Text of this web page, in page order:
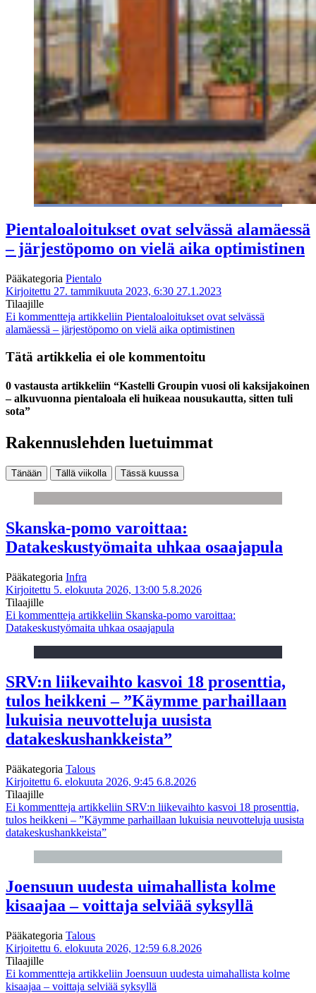
Pientaloaloitukset ovat selvässä alamäessä
– järjestöpomo on vielä aika optimistinen
Pääkategoria Pientalo
Kirjoitettu 27. tammikuuta 2023, 6:30 27.1.2023
Tilaajille
Ei kommentteja artikkeliin Pientaloaloitukset ovat selvässä
alamäessä – järjestöpomo on vielä aika optimistinen
Tätä artikkelia ei ole kommentoitu
0 vastausta artikkeliin “Kastelli Groupin vuosi oli kaksijakoinen
– alkuvuonna pientaloala eli huikeaa nousukautta, sitten tuli
sota”
Rakennuslehden luetuimmat
Tänään Tällä viikolla Tässä kuussa
Skanska-pomo varoittaa:
Datakeskustyömaita uhkaa osaajapula
Pääkategoria Infra
Kirjoitettu 5. elokuuta 2026, 13:00 5.8.2026
Tilaajille
Ei kommentteja artikkeliin Skanska-pomo varoittaa:
Datakeskustyömaita uhkaa osaajapula
SRV:n liikevaihto kasvoi 18 prosenttia,
tulos heikkeni – ”Käymme parhaillaan
lukuisia neuvotteluja uusista
datakeskushankkeista”
Pääkategoria Talous
Kirjoitettu 6. elokuuta 2026, 9:45 6.8.2026
Tilaajille
Ei kommentteja artikkeliin SRV:n liikevaihto kasvoi 18 prosenttia,
tulos heikkeni – ”Käymme parhaillaan lukuisia neuvotteluja uusista
datakeskushankkeista”
Joensuun uudesta uimahallista kolme
kisaajaa – voittaja selviää syksyllä
Pääkategoria Talous
Kirjoitettu 6. elokuuta 2026, 12:59 6.8.2026
Tilaajille
Ei kommentteja artikkeliin Joensuun uudesta uimahallista kolme
kisaajaa – voittaja selviää syksyllä